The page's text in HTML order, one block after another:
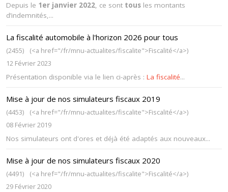
Depuis le 1er janvier 2022, ce sont tous les montants
d’indemnités,...
La fiscalité automobile à l'horizon 2026 pour tous
(2455)
(<a href="/fr/mnu-actualites/fiscalite">Fiscalité</a>)
12 Février 2023
Présentation disponible via le lien ci-après : La fiscalité...
Mise à jour de nos simulateurs fiscaux 2019
(4453)
(<a href="/fr/mnu-actualites/fiscalite">Fiscalité</a>)
08 Février 2019
Nos simulateurs ont d'ores et déjà été adaptés aux nouveaux...
Mise à jour de nos simulateurs fiscaux 2020
(4491)
(<a href="/fr/mnu-actualites/fiscalite">Fiscalité</a>)
29 Février 2020